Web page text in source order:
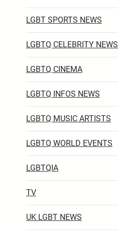
LGBT SPORTS NEWS
LGBTQ CELEBRITY NEWS
LGBTQ CINEMA
LGBTQ INFOS NEWS
LGBTQ MUSIC ARTISTS
LGBTQ WORLD EVENTS
LGBTQIA
TV
UK LGBT NEWS